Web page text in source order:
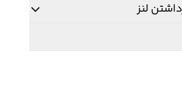
لنز